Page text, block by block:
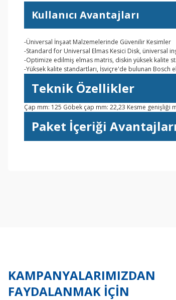
Kullanıcı Avantajları
-Üniversal İnşaat Malzemelerinde Güvenilir Kesimler
-Standard for Universal Elmas Kesici Disk, üniversal
-Optimize edilmiş elmas matris, diskin yüksek kalite
-Yüksek kalite standartları, İsviçre'de bulunan Bosch
Teknik Özellikler
Çap mm: 125 Göbek çap mm: 22,23 Kesme genişliği
Paket İçeriği Avantajları
KAMPANYALARIMIZDAN
FAYDALANMAK İÇİN